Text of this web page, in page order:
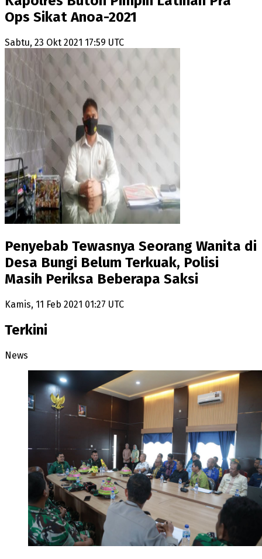
Ops Sikat Anoa-2021
Sabtu, 23 Okt 2021 17:59 UTC
Penyebab Tewasnya Seorang Wanita di
Desa Bungi Belum Terkuak, Polisi
Masih Periksa Beberapa Saksi
Kamis, 11 Feb 2021 01:27 UTC
Terkini
News